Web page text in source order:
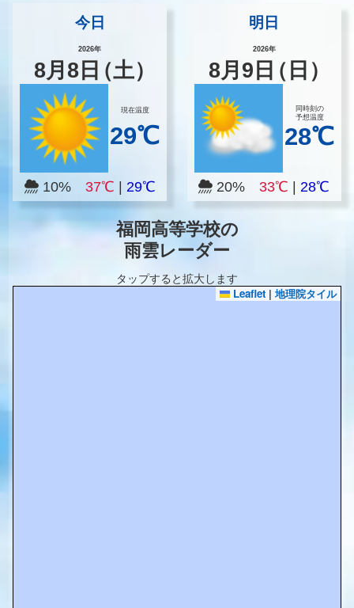
今日
2026年
8月8 日（土）
現在温度
29℃
10% 37℃ 29℃
明日
2026年
8月 9 日（日）
同時刻の
予想温度
28℃
20%33℃ |28℃
福岡高等学校の
雨雲レーダー
タップすると拡大します
Leaflet | 地理院タイル